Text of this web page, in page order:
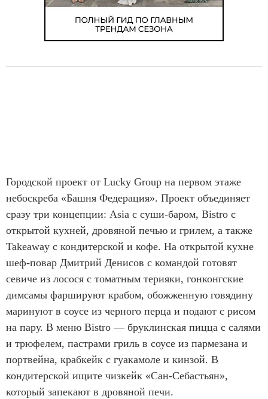
Городской проект от Lucky Group на первом этаже
небоскреба «Башня Федерация». Проект объединяет
сразу три концепции: Asia с суши-баром, Bistro с
открытой кухней, дровяной печью и грилем, а также
Takeaway с кондитерской и кофе. На открытой кухне
шеф-повар Дмитрий Денисов с командой готовят
севиче из лосося с томатным терияки, гонконгские
димсамы фаршируют крабом, обожженную говядину
маринуют в соусе из черного перца и подают с рисом
на пару. В меню Bistro — бруклинская пицца с салями
и трюфелем, пастрами гриль в соусе из пармезана и
портвейна, крабкейк с гуакамоле и кинзой. В
кондитерской ищите чизкейк «Сан-Себастьян»,
который запекают в дровяной печи.